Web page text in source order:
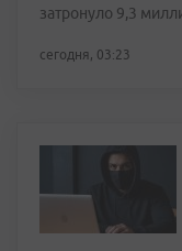
затронуло 9,3
сегодня, 03:23